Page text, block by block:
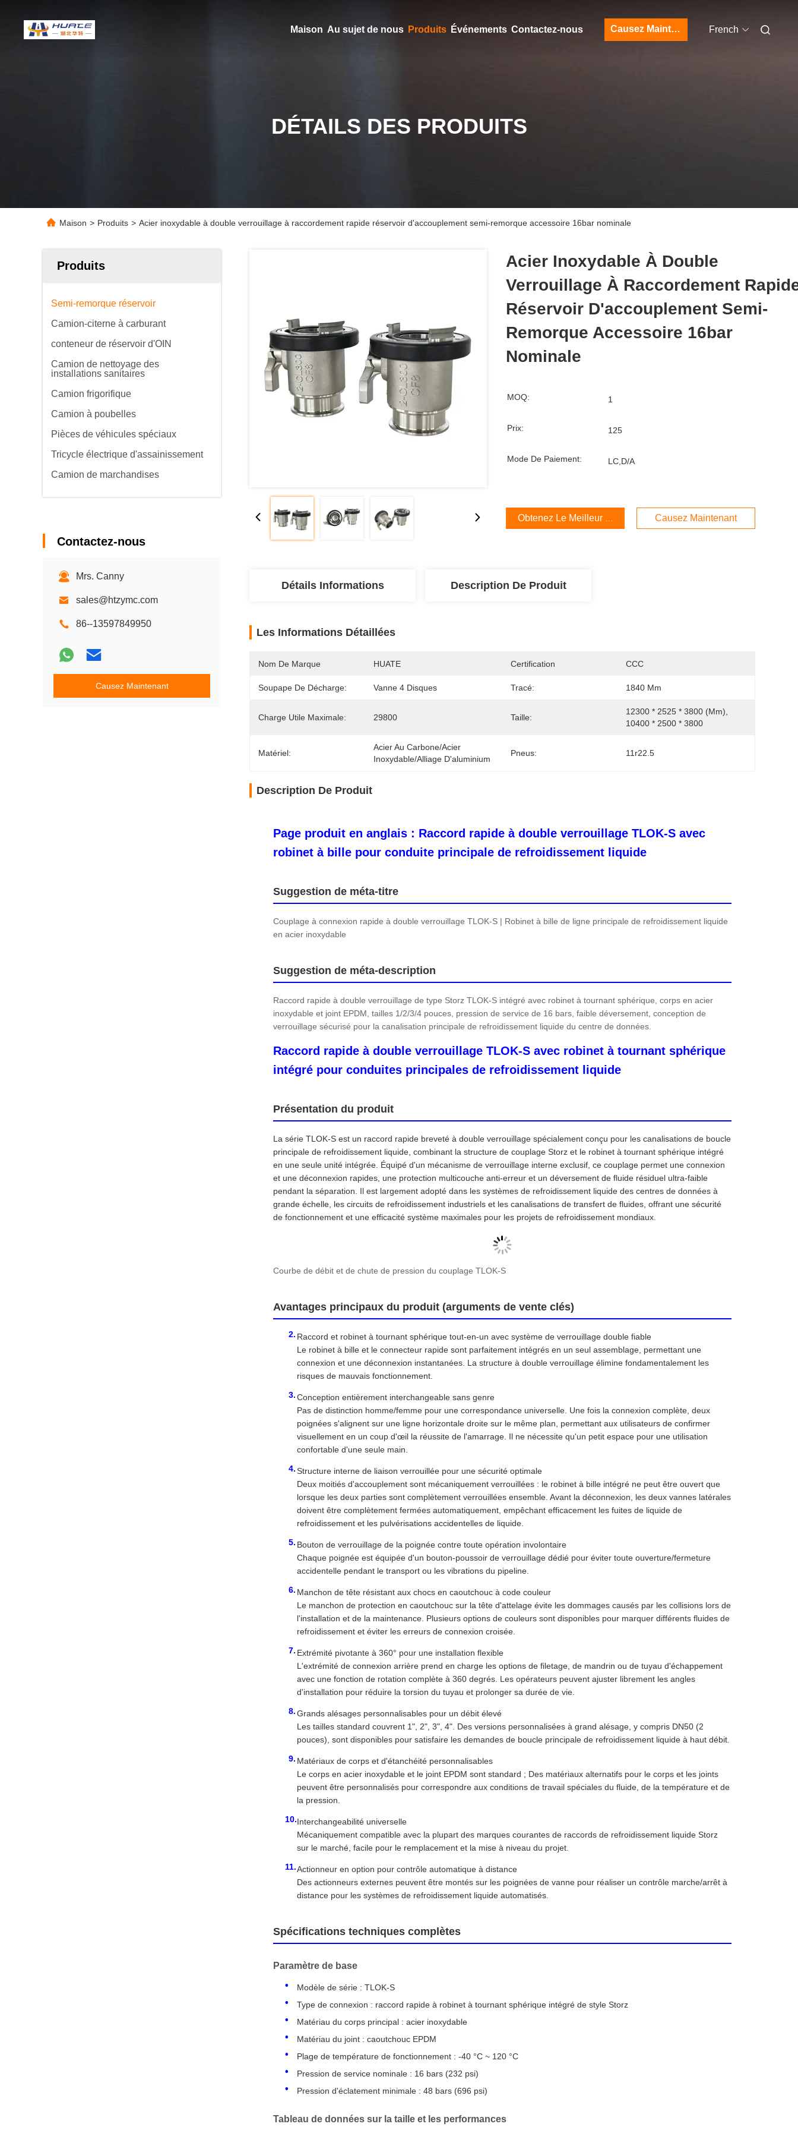
Maison Au sujet de nous Produits Événements Contactez-nous Causez Maintenant French
DÉTAILS DES PRODUITS
Maison > Produits > Acier inoxydable à double verrouillage à raccordement rapide réservoir d'accouplement semi-remorque accessoire 16bar nominale
Produits
Semi-remorque réservoir
Camion-citerne à carburant
conteneur de réservoir d'OIN
Camion de nettoyage des
installations sanitaires
Camion frigorifique
Camion à poubelles
Pièces de véhicules spéciaux
Tricycle électrique d'assainissement
Camion de marchandises
Contactez-nous
Mrs. Canny
sales@htzymc.com
86--13597849950
Causez Maintenant
Acier Inoxydable À Double
Verrouillage À Raccordement
Réservoir D'accouplement Semi-
Remorque Accessoire 16bar
Nominale
MOQ: 1
Prix: 125
Mode De Paiement: LC,D/A
Obtenez Le Meilleur Prix Causez Maintenant
Détails Informations Description De Produit
Les Informations Détaillées
Nom De Marque HUATE Certification CCC
Soupape De Décharge: Vanne 4 Disques Tracé: 1840 Mm
Charge Utile Maximale: 29800 Taille:
12300 * 2525 * 3800 (mm),
10400 * 2500 * 3800
Matériel:
Acier Au Carbone/acier
Inoxydable/alliage D'aluminium
Pneus: 11r22.5
Description De Produit
Page produit en anglais : Raccord rapide à double verrouillage TLOK-S avec
robinet à bille pour conduite principale de refroidissement liquide
Suggestion de méta-titre
Couplage à connexion rapide à double verrouillage TLOK-S | Robinet à bille de ligne principale de refroidissement liquide
en acier inoxydable
Suggestion de méta-description
Raccord rapide à double verrouillage de type Storz TLOK-S intégré avec robinet à tournant sphérique, corps en acier
inoxydable et joint EPDM, tailles 1/2/3/4 pouces, pression de service de 16 bars, faible déversement, conception de
verrouillage sécurisé pour la canalisation principale de refroidissement liquide du centre de données.
Raccord rapide à double verrouillage TLOK-S avec robinet à tournant sphérique
intégré pour conduites principales de refroidissement liquide
Présentation du produit
La série TLOK-S est un raccord rapide breveté à double verrouillage spécialement conçu pour les canalisations de boucle
principale de refroidissement liquide, combinant la structure de couplage Storz et le robinet à tournant sphérique intégré
en une seule unité intégrée. Équipé d'un mécanisme de verrouillage interne exclusif, ce couplage permet une connexion
et une déconnexion rapides, une protection multicouche anti-erreur et un déversement de fluide résiduel ultra-faible
pendant la séparation. Il est largement adopté dans les systèmes de refroidissement liquide des centres de données à
grande échelle, les circuits de refroidissement industriels et les canalisations de transfert de fluides, offrant une sécurité
de fonctionnement et une efficacité système maximales pour les projets de refroidissement mondiaux.
Courbe de débit et de chute de pression du couplage TLOK-S
Avantages principaux du produit (arguments de vente clés)
Raccord et robinet à tournant sphérique tout-en-un avec système de verrouillage double fiable
Le robinet à bille et le connecteur rapide sont parfaitement intégrés en un seul assemblage, permettant une
connexion et une déconnexion instantanées. La structure à double verrouillage élimine fondamentalement les
risques de mauvais fonctionnement.
Conception entièrement interchangeable sans genre
Pas de distinction homme/femme pour une correspondance universelle. Une fois la connexion complète, deux
poignées s'alignent sur une ligne horizontale droite sur le même plan, permettant aux utilisateurs de confirmer
visuellement en un coup d'œil la réussite de l'amarrage. Il ne nécessite qu'un petit espace pour une utilisation
confortable d'une seule main.
Structure interne de liaison verrouillée pour une sécurité optimale
Deux moitiés d'accouplement sont mécaniquement verrouillées : le robinet à bille intégré ne peut être ouvert que
lorsque les deux parties sont complètement verrouillées ensemble. Avant la déconnexion, les deux vannes latérales
doivent être complètement fermées automatiquement, empêchant efficacement les fuites de liquide de
refroidissement et les pulvérisations accidentelles de liquide.
Bouton de verrouillage de la poignée contre toute opération involontaire
Chaque poignée est équipée d'un bouton-poussoir de verrouillage dédié pour éviter toute ouverture/fermeture
accidentelle pendant le transport ou les vibrations du pipeline.
Manchon de tête résistant aux chocs en caoutchouc à code couleur
Le manchon de protection en caoutchouc sur la tête d'attelage évite les dommages causés par les collisions lors de
l'installation et de la maintenance. Plusieurs options de couleurs sont disponibles pour marquer différents fluides de
refroidissement et éviter les erreurs de connexion croisée.
Extrémité pivotante à 360° pour une installation flexible
L'extrémité de connexion arrière prend en charge les options de filetage, de mandrin ou de tuyau d'échappement
avec une fonction de rotation complète à 360 degrés. Les opérateurs peuvent ajuster librement les angles
d'installation pour réduire la torsion du tuyau et prolonger sa durée de vie.
Grands alésages personnalisables pour un débit élevé
Les tailles standard couvrent 1", 2", 3", 4". Des versions personnalisées à grand alésage, y compris DN50 (2
pouces), sont disponibles pour satisfaire les demandes de boucle principale de refroidissement liquide à haut débit.
Matériaux de corps et d'étanchéité personnalisables
Le corps en acier inoxydable et le joint EPDM sont standard ; Des matériaux alternatifs pour le corps et les joints
peuvent être personnalisés pour correspondre aux conditions de travail spéciales du fluide, de la température et de
la pression.
Interchangeabilité universelle
Mécaniquement compatible avec la plupart des marques courantes de raccords de refroidissement liquide Storz
sur le marché, facile pour le remplacement et la mise à niveau du projet.
Actionneur en option pour contrôle automatique à distance
Des actionneurs externes peuvent être montés sur les poignées de vanne pour réaliser un contrôle marche/arrêt à
distance pour les systèmes de refroidissement liquide automatisés.
Spécifications techniques complètes
Paramètre de base
Modèle de série : TLOK-S
Type de connexion : raccord rapide à robinet à tournant sphérique intégré de style Storz
Matériau du corps principal : acier inoxydable
Matériau du joint : caoutchouc EPDM
Plage de température de fonctionnement : -40 °C ~ 120 °C
Pression de service nominale : 16 bars (232 psi)
Pression d'éclatement minimale : 48 bars (696 psi)
Tableau de données sur la taille et les performances